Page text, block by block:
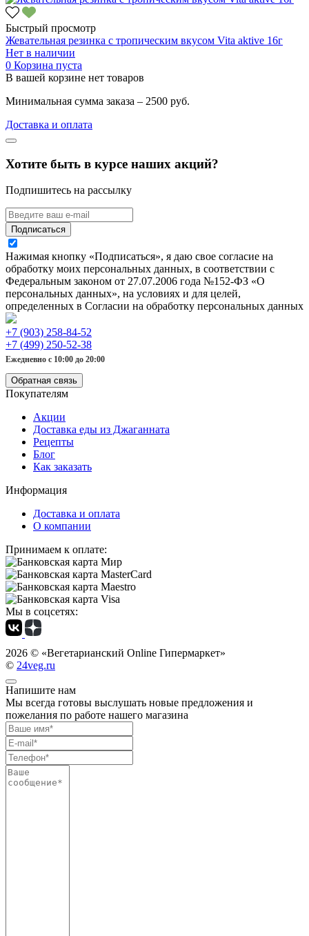
Быстрый просмотр
Жевательная резинка с тропическим вкусом Vita aktive 16г
Нет в наличии
0 Корзина пуста
В вашей корзине нет товаров
Минимальная сумма заказа – 2500 руб.
Доставка и оплата
Хотите быть в курсе наших акций?
Подпишитесь на рассылку
Подписаться
Нажимая кнопку «Подписаться», я даю свое согласие на
обработку моих персональных данных, в соответствии с
Федеральным законом от 27.07.2006 года №152-ФЗ «О
персональных данных», на условиях и для целей,
определенных в Согласии на обработку персональных данных
+7 (903) 258-84-52
+7 (499) 250-52-38
Ежедневно с 10:00 до 20:00
Обратная связь
Покупателям
Акции
Доставка еды из Джаганната
Рецепты
Блог
Как заказать
Информация
Доставка и оплата
О компании
Принимаем к оплате:
Мы в соцсетях:
2026 © «Вегетарианский Online Гипермаркет»
© 24veg.ru
Напишите нам
Мы всегда готовы выслушать новые предложения и
пожелания по работе нашего магазина